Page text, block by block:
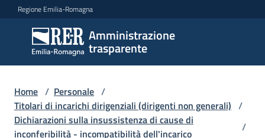
Vai al contenuto
Vai alla navigazione
Vai al footer
Regione Emilia-Romagna
Amministrazione
trasparente
Amministrazione
trasparente
Sottosezioni
Home / Personale /
Titolari di incarichi dirigenziali (dirigenti non generali) /
Dichiarazioni sulla insussistenza di cause di
inconferibilità - incompatibilità dell'incarico
/